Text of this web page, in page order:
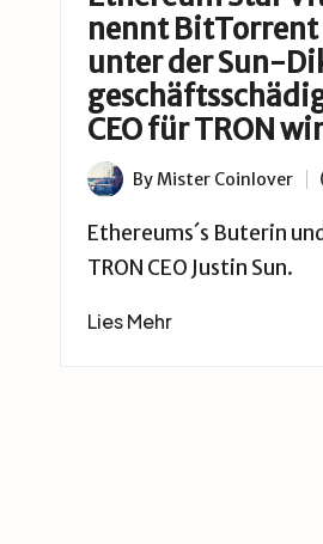
d
nennt
unter der Sun-
CEO für TRON
Posted
by
By Mister Coinlover
Ethereums´s Buterin
TRON CEO Justin Sun.
Lies Mehr